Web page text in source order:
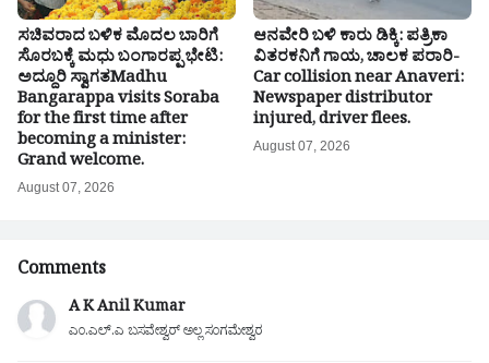
ಸಚಿವರಾದ ಬಳಿಕ ಮೊದಲ ಬಾರಿಗೆ
ಸೊರಬಕ್ಕೆ ಮಧು ಬಂಗಾರಪ್ಪ ಭೇಟಿ:
ಅದ್ದೂರಿ ಸ್ವಾಗತMadhu
Bangarappa visits Soraba
for the first time after
becoming a minister:
Grand welcome.
August 07, 2026
ಆನವೇರಿ ಬಳಿ ಕಾರು ಡಿಕ್ಕಿ: ಪತ್ರಿಕಾ
ವಿತರಕನಿಗೆ ಗಾಯ, ಚಾಲಕ ಪರಾರಿ-
Car collision near Anaveri:
Newspaper distributor
injured, driver flees.
August 07, 2026
Comments
A K Anil Kumar
ಎಂ.ಎಲ್.ಎ ಬಸವೇಶ್ವರ್ ಅಲ್ಲ ಸಂಗಮೇಶ್ವರ